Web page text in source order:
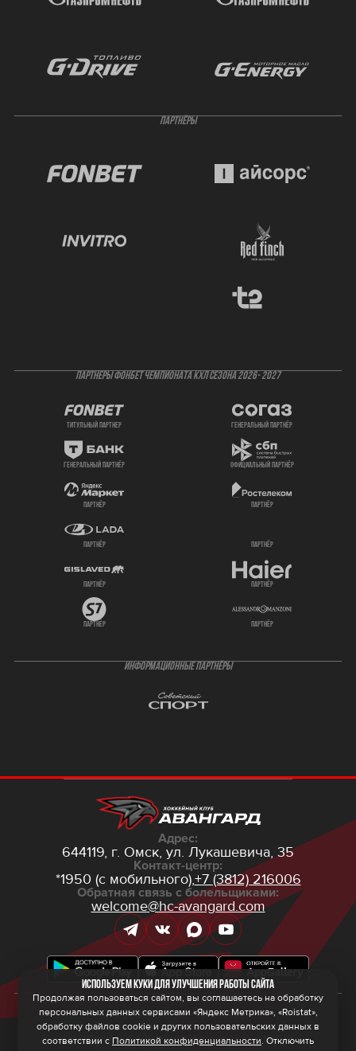
ПАРТНЁРЫ
ПАРТНЕРЫ ФОНБЕТ ЧЕМПИОНАТА КХЛ СЕЗОНА 2026- 2027
титульный партнер генеральный партнёр
генеральный партнёр официальный партнёр
партнёр партнёр
партнёр партнёр
партнёр партнёр
партнёр партнёр
ИНФОРМАЦИОННЫЕ ПАРТНЁРЫ
Адрес:
644119, г. Омск, ул. Лукашевича, 35
Контакт-центр:
*1950 (с мобильного),+7 (3812) 216006
Обратная связь с болельщиками:
welcome@hc-avangard.com
© 2026 ООО ХК «Авангард»
Политика конфиденциальности
Политика обработки персональных данных
Правила программы лояльности
Используем куки для улучшения работы сайта
Продолжая пользоваться сайтом, вы соглашаетесь на обработку
персональных данных сервисами «Яндекс Метрика», «Roistat»,
обработку файлов cookie и других пользовательских данных в
соответствии с Политикой конфиденциальности. Отключить